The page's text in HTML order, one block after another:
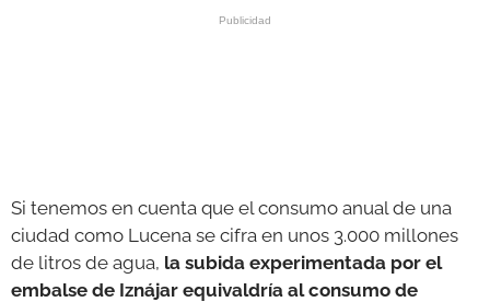
Si tenemos en cuenta que el consumo anual de una
ciudad como Lucena se cifra en unos 3.000 millones
de litros de agua, la subida experimentada por el
embalse de Iznájar equivaldría al consumo de